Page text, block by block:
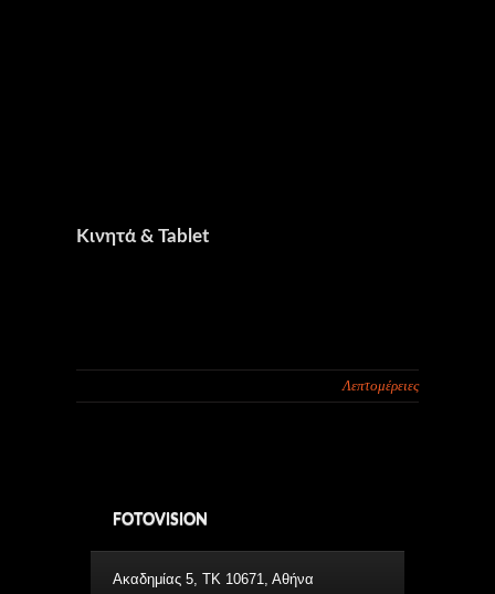
Kινητά & Tablet
Λεπτομέρειες
FOTOVISION
Ακαδημίας 5, ΤΚ 10671, Αθήνα